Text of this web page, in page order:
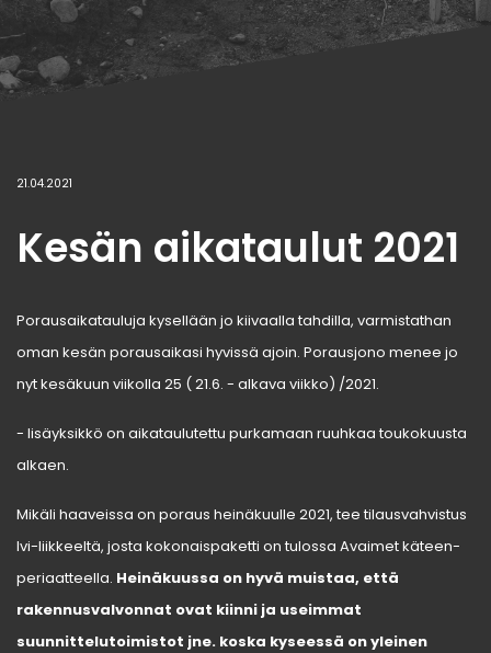
21.04.2021
Kesän aikataulut 2021
Porausaikatauluja kysellään jo kiivaalla tahdilla, varmistathan
oman kesän porausaikasi hyvissä ajoin. Porausjono menee jo
nyt kesäkuun viikolla 25 ( 21.6. - alkava viikko) /2021.
- lisäyksikkö on aikataulutettu purkamaan ruuhkaa toukokuusta
alkaen.
Mikäli haaveissa on poraus heinäkuulle 2021, tee tilausvahvistus
lvi-liikkeeltä, josta kokonaispaketti on tulossa Avaimet käteen-
periaatteella. Heinäkuussa on hyvä muistaa, että
rakennusvalvonnat ovat kiinni ja useimmat
suunnittelutoimistot jne. koska kyseessä on yleinen